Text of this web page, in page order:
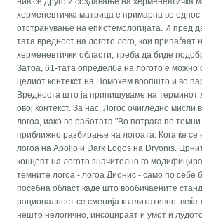
херменевтичка матрица е примарна во
отстранување на епистемологијата. И пред
тата вредност на логото лого, кои припаѓаат
херменевтички области, треба да биде
Затоа, 61-тата определба на логото е можно
целиот контекст на Номохем воопшто и во
Вредноста што ја припишуваме на терминот
овој контекст. За нас, Логос очигледно мисли
логоа, иако во работата "Во потрага по
приближно разбирање на логоата. Кога ќе се
логоа на Apollo и Dark Logos на Dryonis.
концепт на логото значително го
темните логоа - логоа Дионис - само по себе
посебна област каде што вообичаените
рационалност се сменија квалитативно: веќе
нешто нелогично, инсоцираат и умот и